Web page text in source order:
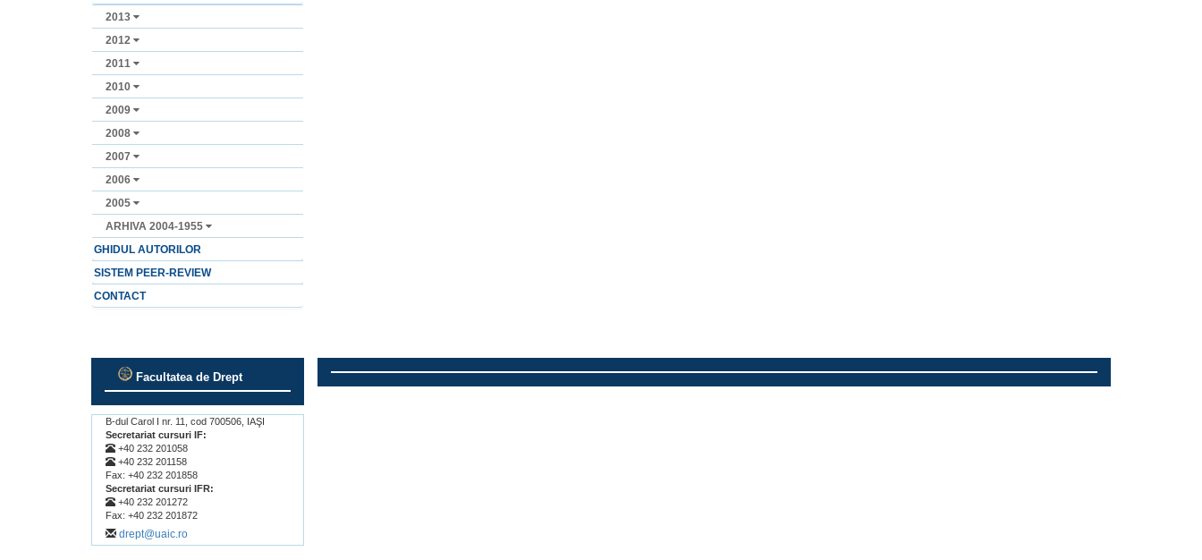
2013
2012
2011
2010
2009
2008
2007
2006
2005
ARHIVA 2004-1955
GHIDUL AUTORILOR
SISTEM PEER-REVIEW
CONTACT
Facultatea de Drept
B-dul Carol I nr. 11, cod 700506, IAŞI
Secretariat cursuri IF:
+40 232 201058
+40 232 201158
Fax: +40 232 201858
Secretariat cursuri IFR:
+40 232 201272
Fax: +40 232 201872
drept@uaic.ro